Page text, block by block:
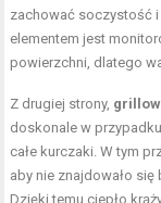
zachować soczystość
elementem jest
powierzchni, dlatego
Z drugiej strony,
doskonale w
całe kurczaki. W tym
aby nie znajdowało
Dzięki temu ciepło